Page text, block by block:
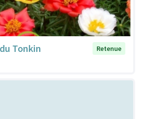
Tonkin
Retenue